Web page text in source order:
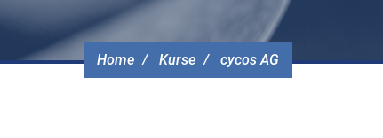
Home Kurse cycos AG